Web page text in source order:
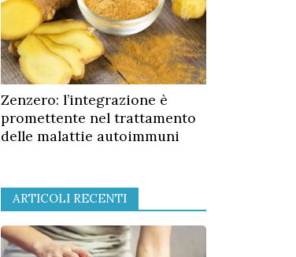
Zenzero: l’integrazione è
promettente nel trattamento
delle malattie autoimmuni
ARTICOLI RECENTI